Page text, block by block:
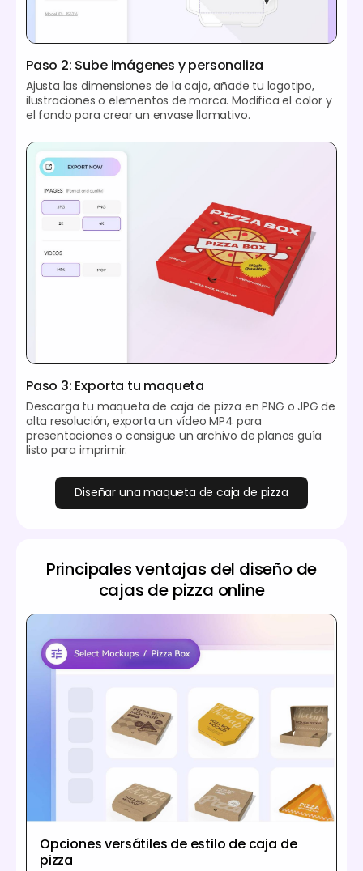
Paso 2: Sube imágenes y personaliza
Ajusta las dimensiones de la caja, añade tu logotipo,
ilustraciones o elementos de marca. Modifica el color y
el fondo para crear un envase llamativo.
Paso 3: Exporta tu maqueta
Descarga tu maqueta de caja de pizza en PNG o JPG de
alta resolución, exporta un vídeo MP4 para
presentaciones o consigue un archivo de planos guía
listo para imprimir.
Diseñar una maqueta de caja de pizza
Principales ventajas del diseño de
cajas de pizza online
Opciones versátiles de estilo de caja de
pizza